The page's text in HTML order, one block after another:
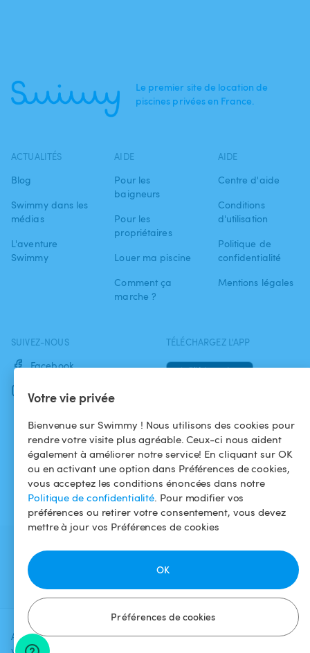
Votre vie privée
Bienvenue sur Swimmy ! Nous utilisons des cookies pour
rendre votre visite plus agréable. Ceux-ci nous aident
également à améliorer notre service! En cliquant sur OK
ou en activant une option dans Préférences de cookies,
vous acceptez les conditions énoncées dans notre
Politique de confidentialité. Pour modifier vos
préférences ou retirer votre consentement, vous devez
mettre à jour vos Préférences de cookies
Préférences de cookies
OK
Ajoutez une date et un créneau pour
voir le prix
Vérifier la
Le premier site de location de
piscines privées en France.
ACTUALITÉS
Blog
Swimmy dans les
médias
L'aventure
Swimmy
AIDE
Pour les
baigneurs
Pour les
propriétaires
Louer ma piscine
Comment ça
marche ?
AIDE
Centre d'aide
Conditions
d'utilisation
Politique de
confidentialité
Mentions légales
SUIVEZ-NOUS
Facebook
Instagram
TÉLÉCHARGEZ L'APP